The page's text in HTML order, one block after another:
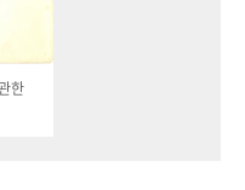
한